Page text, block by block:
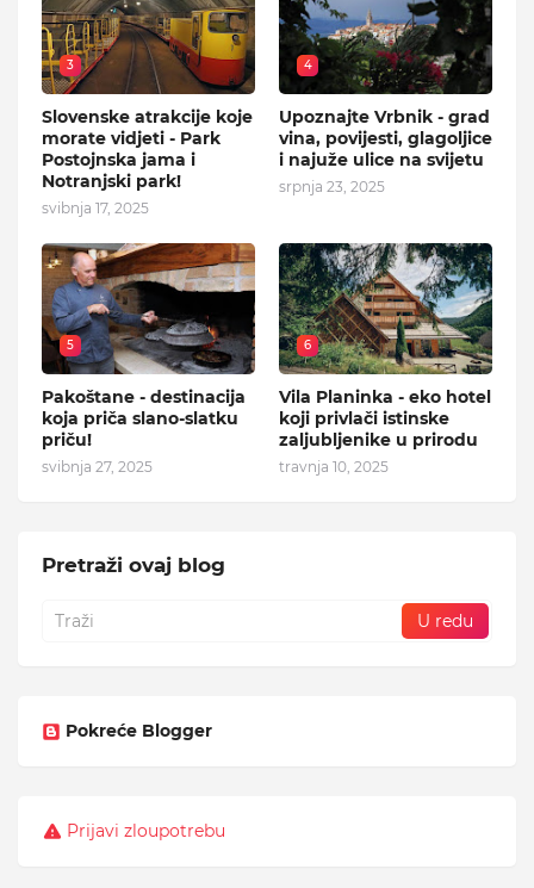
3
Slovenske atrakcije koje
morate vidjeti - Park
Postojnska jama i
Notranjski park!
svibnja 17, 2025
4
Upoznajte Vrbnik - grad
vina, povijesti, glagoljice
i najuže ulice na svijetu
srpnja 23, 2025
5
Pakoštane - destinacija
koja priča slano-slatku
priču!
svibnja 27, 2025
6
Vila Planinka - eko hotel
koji privlači istinske
zaljubljenike u prirodu
travnja 10, 2025
Pretraži ovaj blog
Pokreće Blogger
Prijavi zloupotrebu